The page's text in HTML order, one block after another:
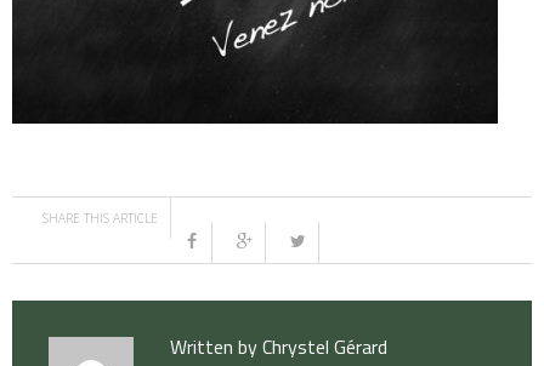
SHARE THIS ARTICLE
Written byChrystel Gérard